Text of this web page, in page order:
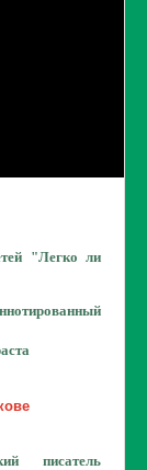
"Легко ли
писатель